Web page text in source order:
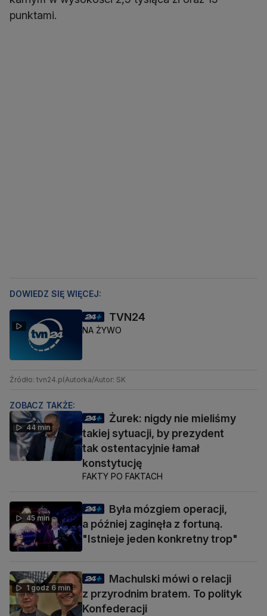
punktami.
DOWIEDZ SIĘ WIĘCEJ:
TVN24
NA ŻYWO
Źródło: tvn24.pl Autorka/Autor: SK
ZOBACZ TAKŻE:
44 min
Żurek: nigdy nie mieliśmy
takiej sytuacji, by prezydent
tak ostentacyjnie łamał
konstytucję
FAKTY PO FAKTACH
45 min
Była mózgiem operacji,
a później zaginęła z fortuną.
"Istnieje jeden konkretny trop"
1 godz 6 min
Machulski mówi o relacji
z przyrodnim bratem. To polityk
Konfederacji